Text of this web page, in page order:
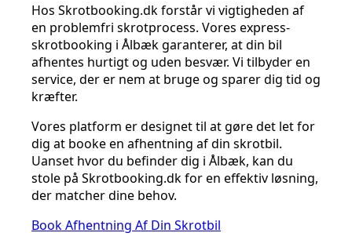
Hos Skrotbooking.dk forstår vi vigtigheden af
en problemfri skrotprocess. Vores express-
skrotbooking i Ålbæk garanterer, at din bil
afhentes hurtigt og uden besvær. Vi tilbyder en
service, der er nem at bruge og sparer dig tid og
kræfter.
Vores platform er designet til at gøre det let for
dig at booke en afhentning af din skrotbil.
Uanset hvor du befinder dig i Ålbæk, kan du
stole på Skrotbooking.dk for en effektiv løsning,
der matcher dine behov.
Book Afhentning Af Din Skrotbil